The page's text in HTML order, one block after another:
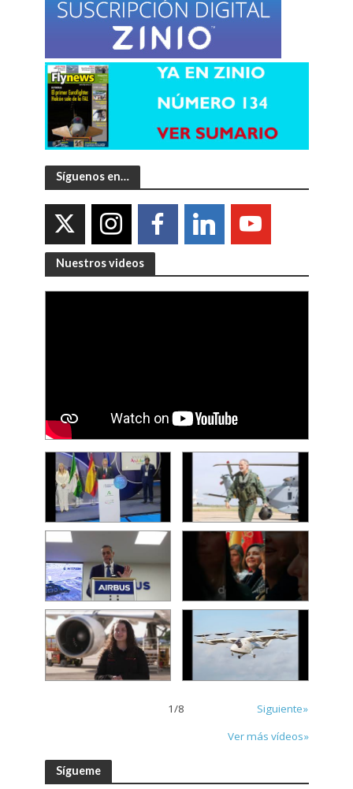
Síguenos en…
Nuestros videos
1/8
Siguiente»
Ver más vídeos»
Sígueme